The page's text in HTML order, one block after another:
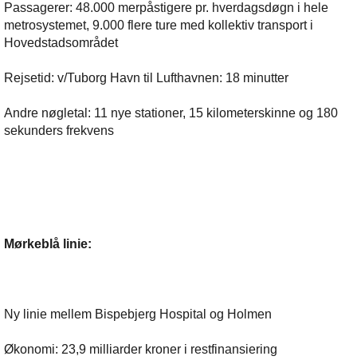
Passagerer: 48.000 merpåstigere pr. hverdagsdøgn i hele
metrosystemet, 9.000 flere ture med kollektiv transport i
Hovedstadsområdet
Rejsetid: v/Tuborg Havn til Lufthavnen: 18 minutter
Andre nøgletal: 11 nye stationer, 15 kilometerskinne og 180
sekunders frekvens
Mørkeblå linie:
Ny linie mellem Bispebjerg Hospital og Holmen
Økonomi: 23,9 milliarder kroner i restfinansiering